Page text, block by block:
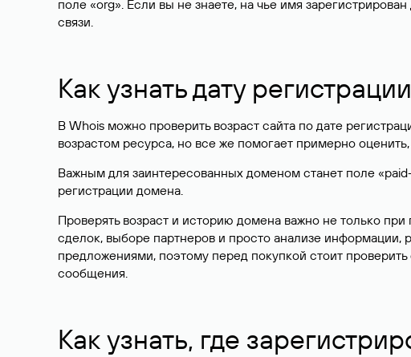
поле «org». Если вы не знаете, на чье имя
связи.
Как узнать дату
В Whois можно проверить возраст сайта по дате
возрастом ресурса, но все же помогает примерно
Важным для заинтересованных доменом станет поле
регистрации домена.
Проверять возраст и историю домена важно не только
сделок, выборе партнеров и просто анализе
предложениями, поэтому перед покупкой стоит
сообщения.
Как узнать, где